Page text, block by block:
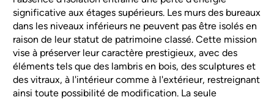
significative aux étages supérieurs. Les murs des bureaux
dans les niveaux inférieurs ne peuvent pas être isolés en
raison de leur statut de patrimoine classé. Cette mission
vise à préserver leur caractère prestigieux, avec des
éléments tels que des lambris en bois, des sculptures et
des vitraux, à l'intérieur comme à l'extérieur, restreignant
ainsi toute possibilité de modification. La seule